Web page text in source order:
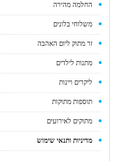
החלמה מהירה
משלוחי בלונים
זר מתוק ליום האהבה
מתנות לילדים
ליקרים ויינות
תוספות מתוקות
מתוקים לאירועים
מדיניות ותנאי שימוש